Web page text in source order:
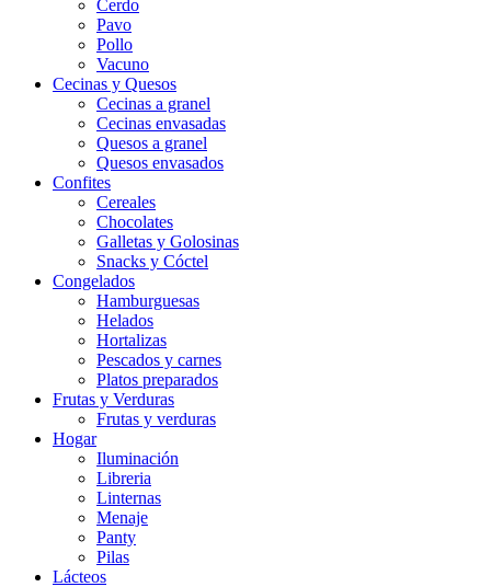
Cerdo
Pavo
Pollo
Vacuno
Cecinas y Quesos
Cecinas a granel
Cecinas envasadas
Quesos a granel
Quesos envasados
Confites
Cereales
Chocolates
Galletas y Golosinas
Snacks y Cóctel
Congelados
Hamburguesas
Helados
Hortalizas
Pescados y carnes
Platos preparados
Frutas y Verduras
Frutas y verduras
Hogar
Iluminación
Libreria
Linternas
Menaje
Panty
Pilas
Lácteos